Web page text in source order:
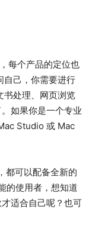
每个产品的定位也
自己，你需要进行
书处理、网页浏览
如果你是一个专业
Studio 或 Mac
都可以配备全新的
的使用者，想知道
适合自己呢？也可